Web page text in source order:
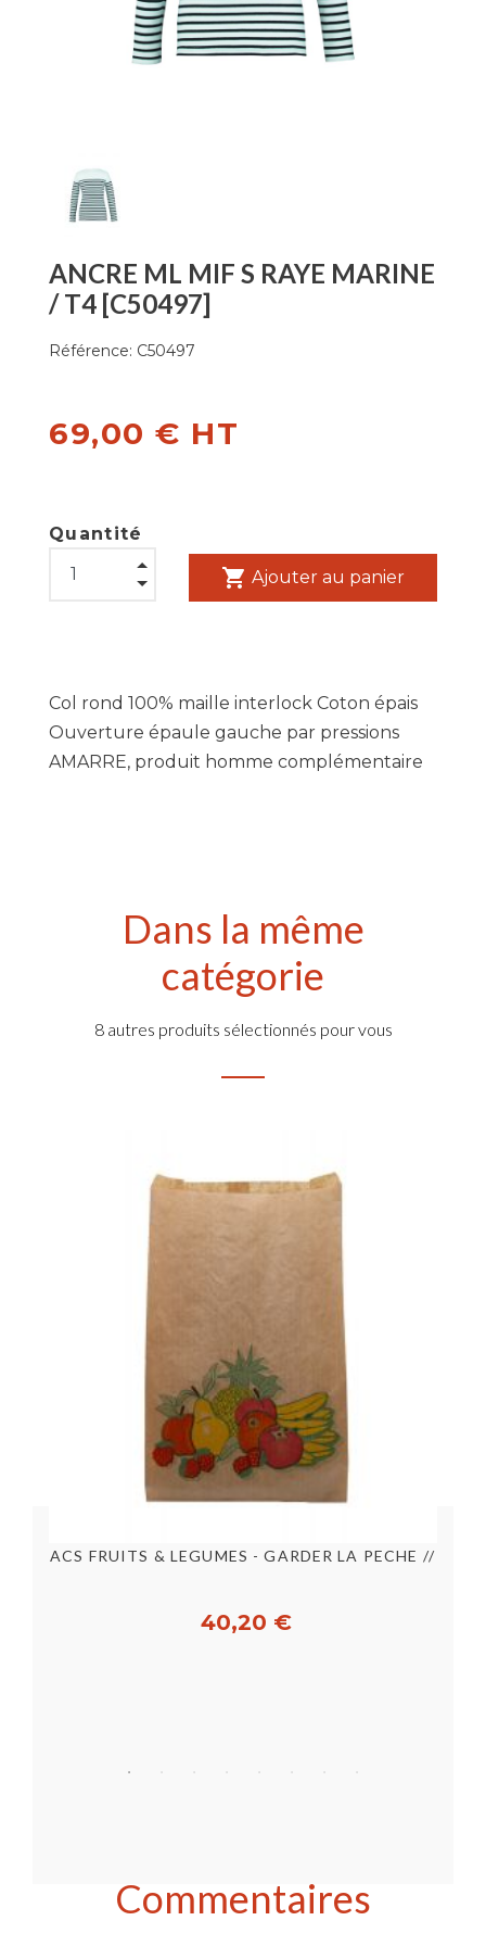
ANCRE ML MIF S RAYE MARINE
/ T4 [C50497]
Référence: C50497
69,00 € HT
Quantité
shopping_cart Ajouter au panier
Col rond 100% maille interlock Coton épais
Ouverture épaule gauche par pressions
AMARRE, produit homme complémentaire
Dans la même
catégorie
8 autres produits sélectionnés pour vous
40,20 €
Commentaires